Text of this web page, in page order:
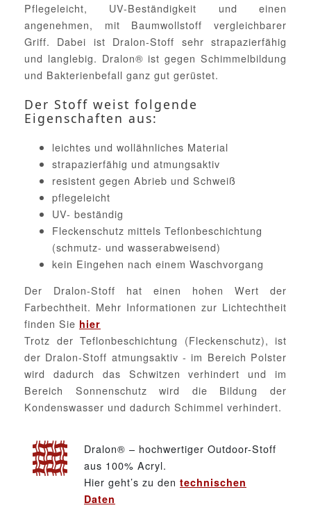
Pflegeleicht, UV-Beständigkeit und einen
angenehmen, mit Baumwollstoff vergleichbarer
Griff. Dabei ist Dralon-Stoff sehr strapazierfähig
und langlebig. Dralon® ist gegen Schimmelbildung
und Bakterienbefall ganz gut gerüstet.
Der Stoff weist folgende
Eigenschaften aus:
leichtes und wollähnliches Material
strapazierfähig und atmungsaktiv
resistent gegen Abrieb und Schweiß
pflegeleicht
UV- beständig
Fleckenschutz mittels Teflonbeschichtung
(schmutz- und wasserabweisend)
kein Eingehen nach einem Waschvorgang
Der Dralon-Stoff hat einen hohen Wert der
Farbechtheit. Mehr Informationen zur Lichtechtheit
finden Sie hier
Trotz der Teflonbeschichtung (Fleckenschutz), ist
der Dralon-Stoff atmungsaktiv - im Bereich Polster
wird dadurch das Schwitzen verhindert und im
Bereich Sonnenschutz wird die Bildung der
Kondenswasser und dadurch Schimmel verhindert.
Dralon® – hochwertiger Outdoor-Stoff
aus 100% Acryl.
Hier geht’s zu den technischen
Daten